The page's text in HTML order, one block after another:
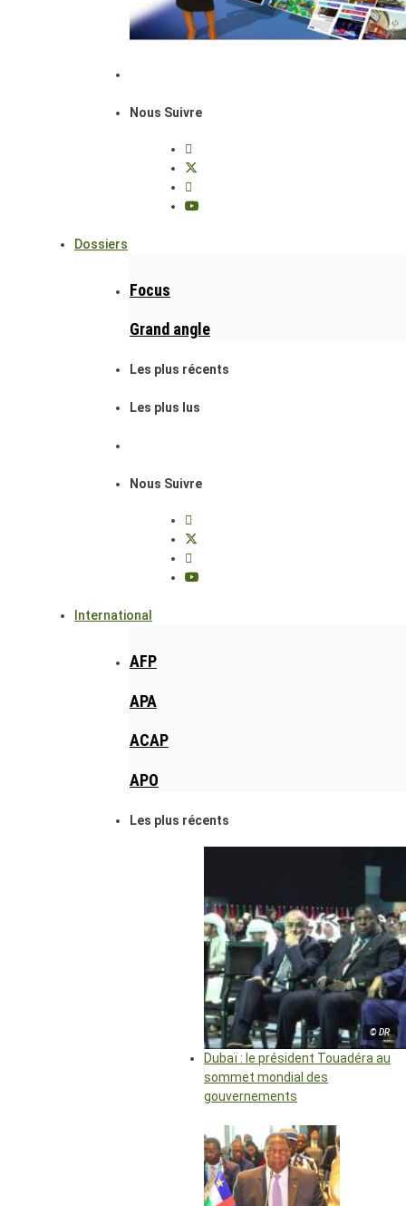
Nous Suivre
Dossiers
Focus
Grand angle
Les plus récents
Les plus lus
Nous Suivre
International
AFP
APA
ACAP
APO
Les plus récents
© DR
Dubaï : le président Touadéra au
sommet mondial des
gouvernements